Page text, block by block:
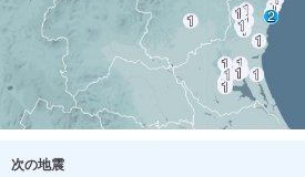
次の地震